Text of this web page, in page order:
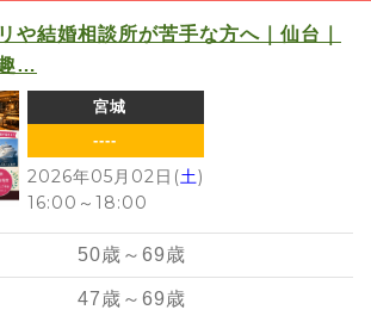
や結婚相談所が苦手な方へ｜仙台｜
…
宮城
----
2026年05月02日(土)
16:00 ～ 18:00
50歳～69歳
47歳～69歳